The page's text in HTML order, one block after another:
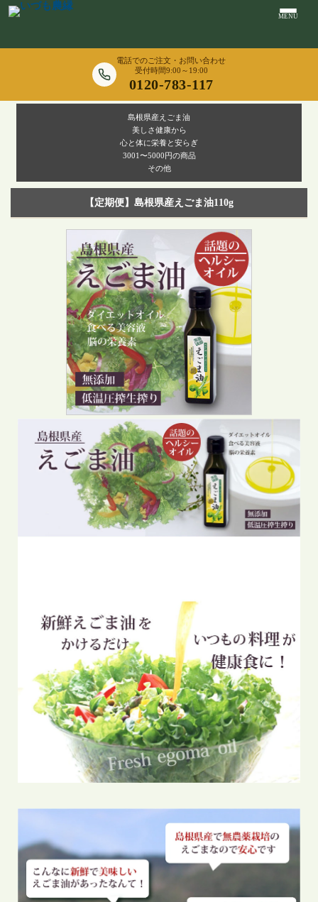
MENU
電話でのご注文・お問い合わせ
受付時間9:00～19:00
0120-783-117
島根県産えごま油
美しさ健康から
心と体に栄養と安らぎ
3001〜5000円の商品
その他
【定期便】島根県産えごま油110g